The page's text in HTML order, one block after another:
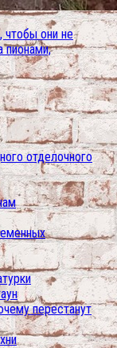
чтобы они не
пионами,
отделочного
перестанут